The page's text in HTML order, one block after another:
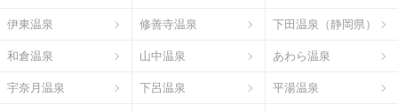
伊東温泉 修善寺温泉 下田温泉（静岡県）
和倉温泉 山中温泉 あわら温泉
宇奈月温泉 下呂温泉 平湯温泉